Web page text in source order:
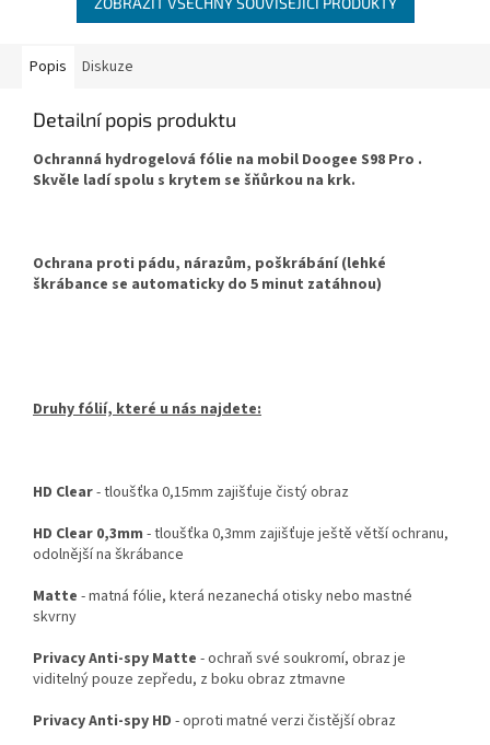
Popis Diskuze
Detailní popis produktu
Ochranná hydrogelová fólie na mobil Doogee S98 Pro .
Skvěle ladí spolu s krytem se šňůrkou na krk.
Ochrana proti pádu, nárazům, poškrábání (lehké
škrábance se automaticky do 5 minut zatáhnou)
Druhy fólií, které u nás najdete:
HD Clear- tloušťka 0,15mm zajišťuje čistý obraz
HD Clear 0,3mm - tloušťka 0,3mm zajišťuje ještě větší ochranu,
odolnější na škrábance
Matte - matná fólie, která nezanechá otisky nebo mastné
skvrny
Privacy Anti-spy Matte - ochraň své soukromí, obraz je
viditelný pouze zepředu, z boku obraz ztmavne
Privacy Anti-spy HD - oproti matné verzi čistější obraz